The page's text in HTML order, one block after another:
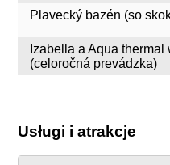
Plavecký bazén (so
Izabella a Aqua thermal
(celoročná prevádzka)
Usługi i atrakcje